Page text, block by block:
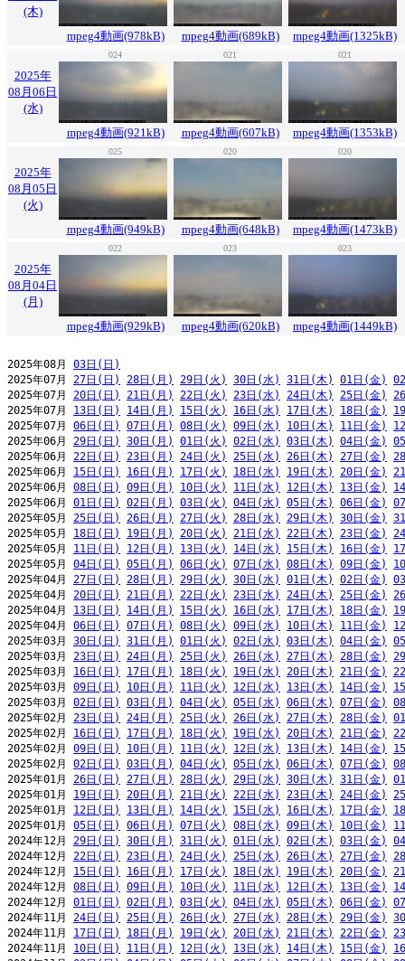
(木)
mpeg4動画(978kB)
mpeg4動画(689kB) mpeg4動画(1325kB)
024 021 021
2025年
08月06日
(水)
mpeg4動画(921kB)
mpeg4動画(607kB) mpeg4動画(1353kB)
025 020 020
2025年
08月05日
(火)
mpeg4動画(949kB)
mpeg4動画(648kB) mpeg4動画(1473kB)
022 023 023
2025年
08月04日
(月)
mpeg4動画(929kB)
mpeg4動画(620kB) mpeg4動画(1449kB)
2025年08月 03日(日)
2025年07月 27日(日) 28日(月) 29日(火) 30日(水) 31日(木) 01日(金)
2025年07月 20日(日) 21日(月) 22日(火) 23日(水) 24日(木) 25日(金)
2025年07月 13日(日) 14日(月) 15日(火) 16日(水) 17日(木) 18日(金)
2025年07月 06日(日) 07日(月) 08日(火) 09日(水) 10日(木) 11日(金)
2025年06月 29日(日) 30日(月) 01日(火) 02日(水) 03日(木) 04日(金)
2025年06月 22日(日) 23日(月) 24日(火) 25日(水) 26日(木) 27日(金)
2025年06月 15日(日) 16日(月) 17日(火) 18日(水) 19日(木) 20日(金)
2025年06月 08日(日) 09日(月) 10日(火) 11日(水) 12日(木) 13日(金)
2025年06月 01日(日) 02日(月) 03日(火) 04日(水) 05日(木) 06日(金)
2025年05月 25日(日) 26日(月) 27日(火) 28日(水) 29日(木) 30日(金)
2025年05月 18日(日) 19日(月) 20日(火) 21日(水) 22日(木) 23日(金)
2025年05月 11日(日) 12日(月) 13日(火) 14日(水) 15日(木) 16日(金)
2025年05月 04日(日) 05日(月) 06日(火) 07日(水) 08日(木) 09日(金)
2025年04月 27日(日) 28日(月) 29日(火) 30日(水) 01日(木) 02日(金)
2025年04月 20日(日) 21日(月) 22日(火) 23日(水) 24日(木) 25日(金)
2025年04月 13日(日) 14日(月) 15日(火) 16日(水) 17日(木) 18日(金)
2025年04月 06日(日) 07日(月) 08日(火) 09日(水) 10日(木) 11日(金)
2025年03月 30日(日) 31日(月) 01日(火) 02日(水) 03日(木) 04日(金)
2025年03月 23日(日) 24日(月) 25日(火) 26日(水) 27日(木) 28日(金)
2025年03月 16日(日) 17日(月) 18日(火) 19日(水) 20日(木) 21日(金)
2025年03月 09日(日) 10日(月) 11日(火) 12日(水) 13日(木) 14日(金)
2025年03月 02日(日) 03日(月) 04日(火) 05日(水) 06日(木) 07日(金)
2025年02月 23日(日) 24日(月) 25日(火) 26日(水) 27日(木) 28日(金)
2025年02月 16日(日) 17日(月) 18日(火) 19日(水) 20日(木) 21日(金)
2025年02月 09日(日) 10日(月) 11日(火) 12日(水) 13日(木) 14日(金)
2025年02月 02日(日) 03日(月) 04日(火) 05日(水) 06日(木) 07日(金)
2025年01月 26日(日) 27日(月) 28日(火) 29日(水) 30日(木) 31日(金)
2025年01月 19日(日) 20日(月) 21日(火) 22日(水) 23日(木) 24日(金)
2025年01月 12日(日) 13日(月) 14日(火) 15日(水) 16日(木) 17日(金)
2025年01月 05日(日) 06日(月) 07日(火) 08日(水) 09日(木) 10日(金)
2024年12月 29日(日) 30日(月) 31日(火) 01日(水) 02日(木) 03日(金)
2024年12月 22日(日) 23日(月) 24日(火) 25日(水) 26日(木) 27日(金)
2024年12月 15日(日) 16日(月) 17日(火) 18日(水) 19日(木) 20日(金)
2024年12月 08日(日) 09日(月) 10日(火) 11日(水) 12日(木) 13日(金)
2024年12月 01日(日) 02日(月) 03日(火) 04日(水) 05日(木) 06日(金)
2024年11月 24日(日) 25日(月) 26日(火) 27日(水) 28日(木) 29日(金)
2024年11月 17日(日) 18日(月) 19日(火) 20日(水) 21日(木) 22日(金)
2024年11月 10日(日) 11日(月) 12日(火) 13日(水) 14日(木) 15日(金)